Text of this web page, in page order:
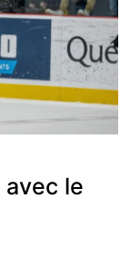
avec le